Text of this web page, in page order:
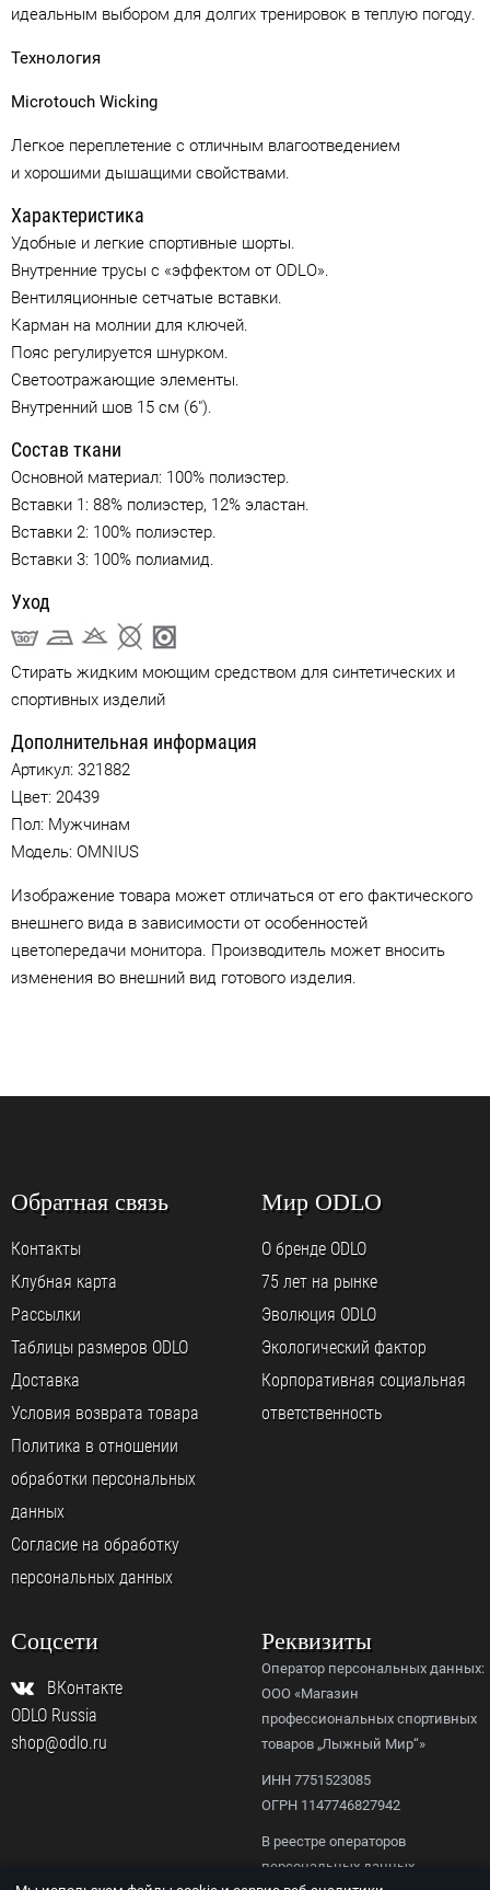
идеальным выбором для долгих тренировок в теплую погоду.
Технология
Microtouch Wicking
Легкое переплетение с отличным влагоотведением
и хорошими дышащими свойствами.
Характеристика
Удобные и легкие спортивные шорты.
Внутренние трусы с «эффектом от ODLO».
Вентиляционные сетчатые вставки.
Карман на молнии для ключей.
Пояс регулируется шнурком.
Светоотражающие элементы.
Внутренний шов 15 см (6″).
Состав ткани
Основной материал: 100% полиэстер.
Вставки 1: 88% полиэстер, 12% эластан.
Вставки 2: 100% полиэстер.
Вставки 3: 100% полиамид.
Уход
Стирать жидким моющим средством для синтетических и
спортивных изделий
Дополнительная информация
Артикул: 321882
Цвет: 20439
Пол: Мужчинам
Модель: OMNIUS
Изображение товара может отличаться от его фактического
внешнего вида в зависимости от особенностей
цветопередачи монитора. Производитель может вносить
изменения во внешний вид готового изделия.
Обратная связь
Контакты
Клубная карта
Рассылки
Таблицы размеров ODLO
Доставка
Условия возврата товара
Политика в отношении
обработки персональных
данных
Согласие на обработку
персональных данных
Мир ODLO
О бренде ODLO
75 лет на рынке
Эволюция ODLO
Экологический фактор
Корпоративная социальная
ответственность
Соцсети
ВКонтакте
ODLO Russia
shop@odlo.ru
Реквизиты
Оператор персональных данных:
ООО «Магазин
профессиональных спортивных
товаров „Лыжный Мир“»
ИНН 7751523085
ОГРН 1147746827942
В реестре операторов
персональных данных